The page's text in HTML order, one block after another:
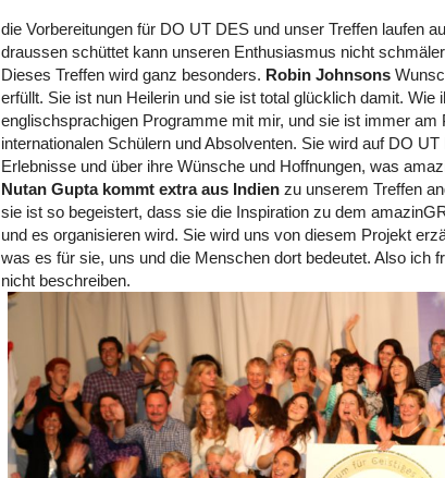
die Vorbereitungen für DO UT DES und unser Treffen laufen
draussen schüttet kann unseren Enthusiasmus nicht
Dieses Treffen wird ganz besonders. Robin Johnsons
erfüllt. Sie ist nun Heilerin und sie ist total glücklich damit. Wie
englischsprachigen Programme mit mir, und sie ist immer
internationalen Schülern und Absolventen. Sie wird auf DO
Erlebnisse und über ihre Wünsche und Hoffnungen, was
Nutan Gupta kommt extra aus Indien zu unserem Treffen
sie ist so begeistert, dass sie die Inspiration zu dem
und es organisieren wird. Sie wird uns von diesem Projekt
was es für sie, uns und die Menschen dort bedeutet. Also ich
nicht beschreiben.